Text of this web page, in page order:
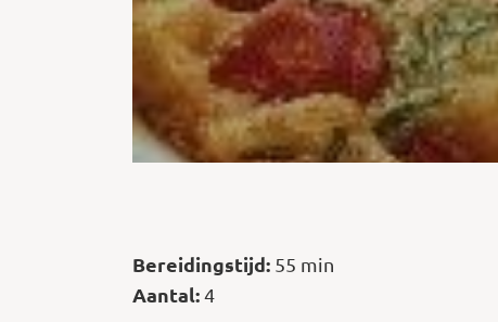
Bereidingstijd: 55 min
Aantal:4